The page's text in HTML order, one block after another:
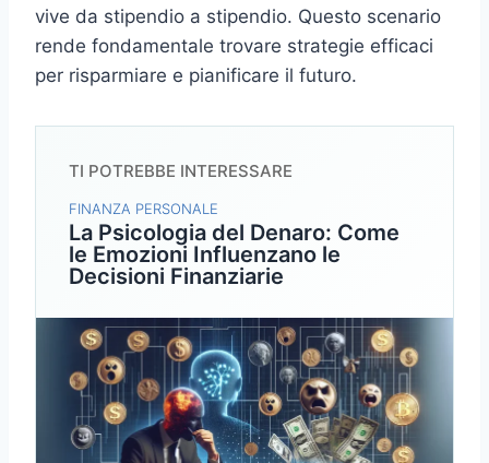
vive da stipendio a stipendio. Questo scenario
rende fondamentale trovare strategie efficaci
per risparmiare e pianificare il futuro.
TI POTREBBE INTERESSARE
FINANZA PERSONALE
La Psicologia del Denaro: Come
le Emozioni Influenzano le
Decisioni Finanziarie